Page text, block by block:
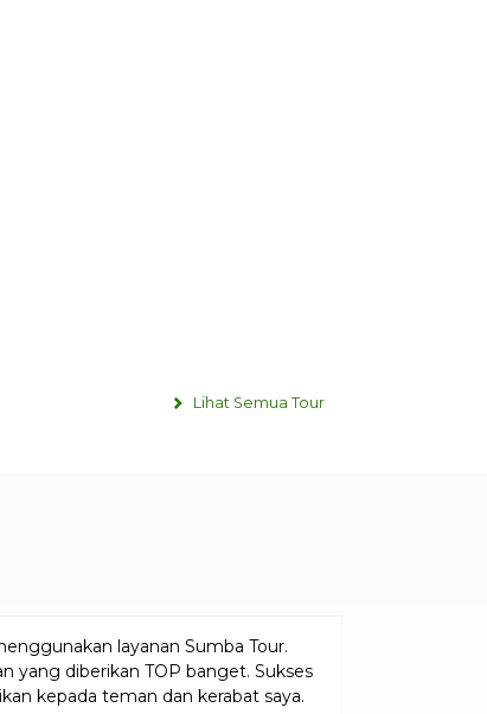
Lihat Semua Tour
layanan Sumba Tour.
yang diberikan TOP banget. Sukses
kepada teman dan kerabat saya.